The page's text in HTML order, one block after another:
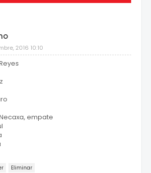
2016 10:10
empate
Eliminar